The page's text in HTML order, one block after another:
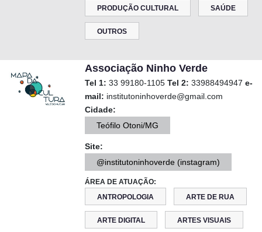
PRODUÇÃO CULTURAL SAÚDE
OUTROS
Associação Ninho Verde
Tel 1: 33 99180-1105 Tel 2: 33988494947 e-
mail: institutoninhoverde@gmail.com
Cidade:
Teófilo Otoni/MG
Site:
@institutoninhoverde (instagram)
ÁREA DE ATUAÇÃO:
ANTROPOLOGIA
ARTE DE RUA
ARTE DIGITAL ARTES VISUAIS